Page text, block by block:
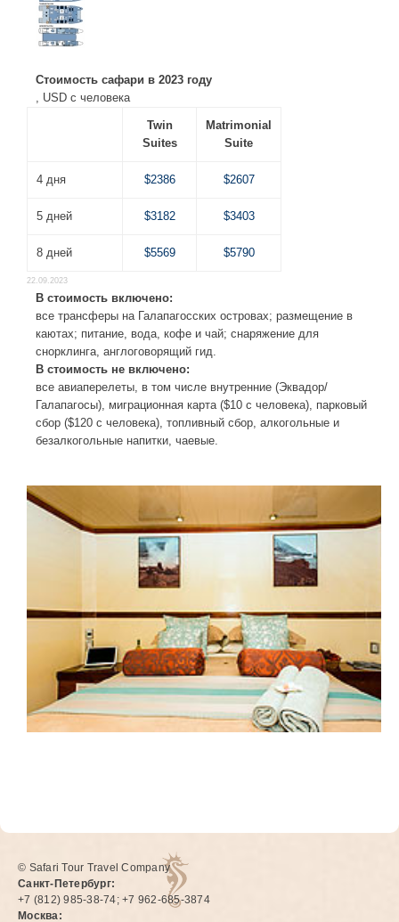
Стоимость сафари в 2023 году
, USD c человека
Twin
Suites
Matrimonial
Suite
4 дня $2386 $2607
5 дней $3182 $3403
8 дней $5569 $5790
22.09.2023
В стоимость включено:
все трансферы на Галапагосских островах; размещение в
каютах; питание, вода, кофе и чай; снаряжение для
снорклинга, англоговорящий гид.
В стоимость не включено:
все авиаперелеты, в том числе внутренние (Эквадор/
Галапагосы), миграционная карта ($10 с человека), парковый
сбор ($120 с человека), топливный сбор, алкогольные и
безалкогольные напитки, чаевые.
© Safari Tour Travel Company
Санкт-Петербург:
+7 (812) 985-38-74; +7 962-685-3874
Москва: